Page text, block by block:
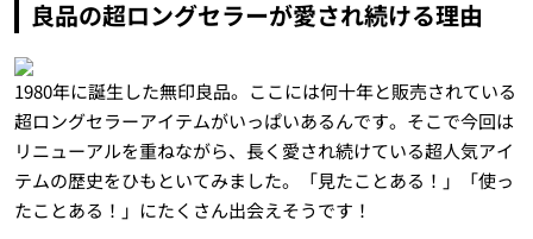
良品の超ロングセラーが愛され続ける理由
1980年に誕生した無印良品。ここには何十年と販売されている
超ロングセラーアイテムがいっぱいあるんです。そこで今回は
リニューアルを重ねながら、長く愛され続けている超人気アイ
テムの歴史をひもといてみました。「見たことある！」「使っ
たことある！」にたくさん出会えそうです！